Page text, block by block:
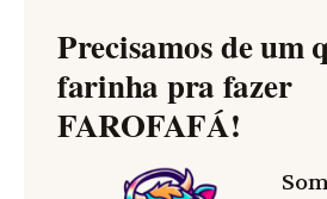
Precisamos de um
farinha pra fazer
FAROFAFÁ!